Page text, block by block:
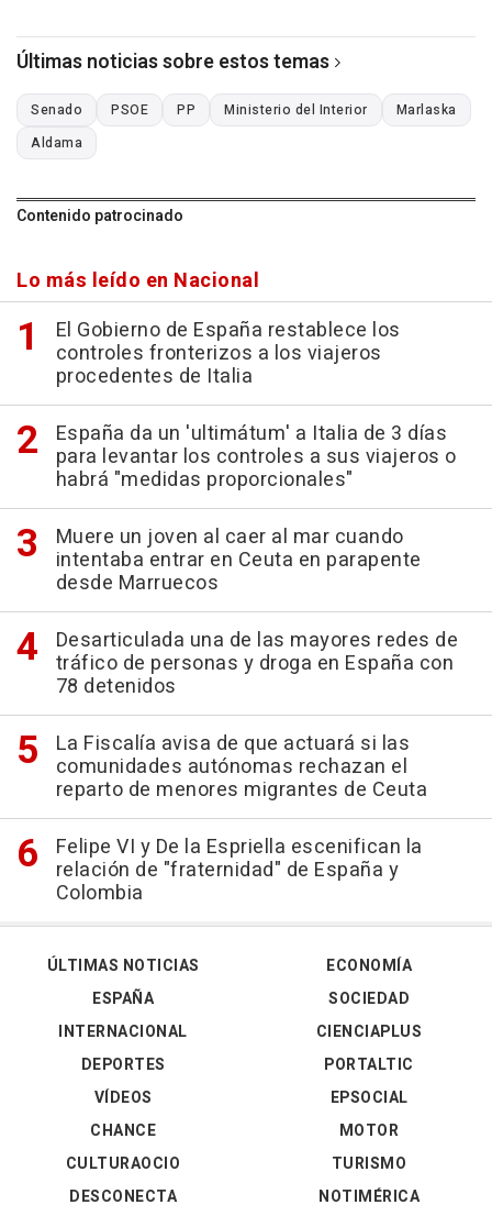
Últimas noticias sobre estos temas
Senado PSOE PP Ministerio del Interior
Marlaska
Aldama
Contenido patrocinado
Lo más leído en Nacional
El Gobierno de España restablece los
controles fronterizos a los viajeros
procedentes de Italia
España da un 'ultimátum' a Italia de 3 días
para levantar los controles a sus viajeros o
habrá "medidas proporcionales"
Muere un joven al caer al mar cuando
intentaba entrar en Ceuta en parapente
desde Marruecos
Desarticulada una de las mayores redes de
tráfico de personas y droga en España con
78 detenidos
La Fiscalía avisa de que actuará si las
comunidades autónomas rechazan el
reparto de menores migrantes de Ceuta
Felipe VI y De la Espriella escenifican la
relación de "fraternidad" de España y
Colombia
ÚLTIMAS NOTICIAS
ESPAÑA
INTERNACIONAL
DEPORTES
VÍDEOS
ECONOMÍA
SOCIEDAD
CIENCIAPLUS
PORTALTIC
EPSOCIAL
CHANCE
CULTURAOCIO
DESCONECTA
MOTOR
TURISMO
NOTIMÉRICA